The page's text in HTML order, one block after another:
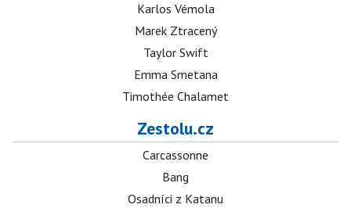
Karlos Vémola
Marek Ztracený
Taylor Swift
Emma Smetana
Timothée Chalamet
Zestolu.cz
Carcassonne
Bang
Osadníci z Katanu